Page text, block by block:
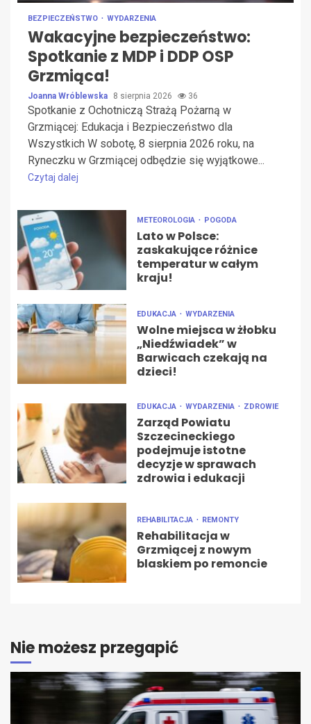
BEZPIECZEŃSTWO WYDARZENIA
Wakacyjne bezpieczeństwo:
Spotkanie z MDP i DDP OSP
Grzmiąca!
Joanna Wróblewska 8 sierpnia 2026 36
Spotkanie z Ochotniczą Strażą Pożarną w
Grzmiącej: Edukacja i Bezpieczeństwo dla
Wszystkich W sobotę, 8 sierpnia 2026 roku, na
Ryneczku w Grzmiącej odbędzie się wyjątkowe...
Czytaj dalej
METEOROLOGIA POGODA
Lato w Polsce:
zaskakujące różnice
temperatur w całym
kraju!
EDUKACJA WYDARZENIA
Wolne miejsca w żłobku
„Niedźwiadek” w
Barwicach czekają na
dzieci!
EDUKACJA WYDARZENIA ZDROWIE
Zarząd Powiatu
Szczecineckiego
podejmuje istotne
decyzje w sprawach
zdrowia i edukacji
REHABILITACJA REMONTY
Rehabilitacja w
Grzmiącej z nowym
blaskiem po remoncie
Nie możesz przegapić